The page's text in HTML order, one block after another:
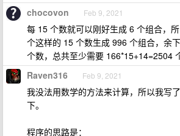
chocovon Feb 9, 2021
每 15 个数就可以刚好生成 6 个组合，
个这样的 15 个数生成 996 个组合，余
个数，总共至少需要 166*15+14=2504
Raven316 Feb 9, 2021
我没法用数学的方法来计算，所以我写
下。
程序的思路是：